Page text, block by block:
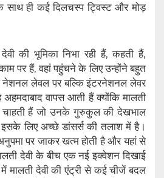
साथ ही कई दिलचस्प ट्विस्ट और मोड़
की भूमिका निभा रही हैं, कहती हैं,
पर हैं, वहां पहुंचने के लिए उन्होंने बहुत
लेवल पर बल्कि इंटरनेशनल लेवर
अहमदाबाद वापस आती हैं क्योंकि मालती
चाहती हैं जो उनके गुरुकुल की देखभाल
लिए अच्छे डांसर्स की तलाश में है।
पर जाकर खत्म होती है और यहां से
देवी के बीच एक नई इक्वेशन दिखाई
मालती देवी की एंट्री से कई चीजें बदल